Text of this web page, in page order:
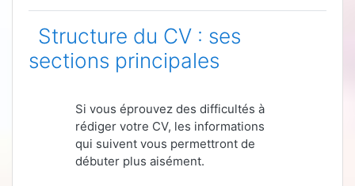
Structure du CV : ses
sections principales
Si vous éprouvez des difficultés à
rédiger votre CV, les informations
qui suivent vous permettront de
débuter plus aisément.